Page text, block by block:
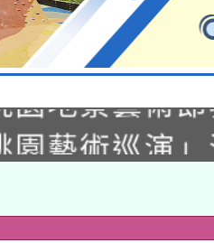
22日(星期六
航」
園藝術巡演
範大學辦理
育研究院中